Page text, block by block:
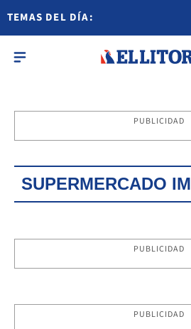
TEMAS DEL DÍA:
PUBLICIDAD
SUPERMERCADO
PUBLICIDAD
PUBLICIDAD